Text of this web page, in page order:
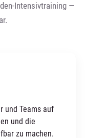
Intensivtraining —
und Teams auf
und die
zu machen.